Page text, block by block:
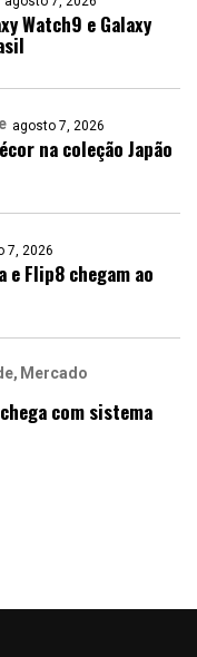
Watch9 e Galaxy
agosto 7, 2026
na coleção Japão
7, 2026
e Flip8 chegam ao
Mercado
com sistema